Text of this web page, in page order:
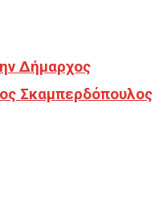
Δήμαρχος
Σκαμπερδόπουλος